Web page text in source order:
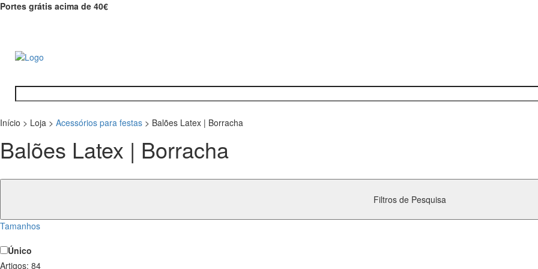
Portes grátis acima de 40€
Início > Loja > Acessórios para festas > Balões Latex | Borracha
Balões Latex | Borracha
Filtros de Pesquisa
Tamanhos
Único
Artigos: 84